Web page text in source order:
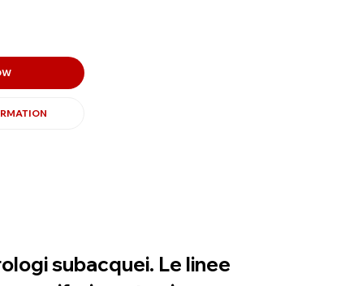
subacquei. Le linee